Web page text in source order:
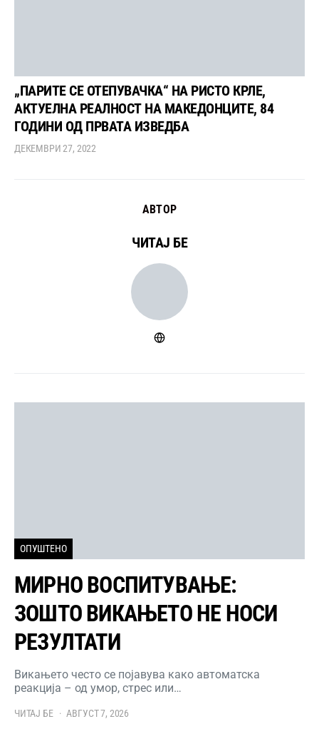
„ПАРИТЕ СЕ ОТЕПУВАЧКА“ НА РИСТО КРЛЕ,
АКТУЕЛНА РЕАЛНОСТ НА МАКЕДОНЦИТЕ, 84
ГОДИНИ ОД ПРВАТА ИЗВЕДБА
ДЕКЕМВРИ 27, 2022
АВТОР
ЧИТАЈ БЕ
ОПУШТЕНО
МИРНО ВОСПИТУВАЊЕ:
ЗОШТО ВИКАЊЕТО НЕ НОСИ
РЕЗУЛТАТИ
Викањето често се појавува како автоматска
реакција – од умор, стрес или…
ЧИТАЈ БЕ АВГУСТ 7, 2026